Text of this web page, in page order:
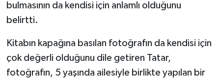
bulmasının da kendisi için anlamlı olduğunu
belirtti.
Kitabın kapağına basılan fotoğrafın da kendisi için
çok değerli olduğunu dile getiren Tatar,
fotoğrafın, 5 yaşında ailesiyle birlikte yapılan bir